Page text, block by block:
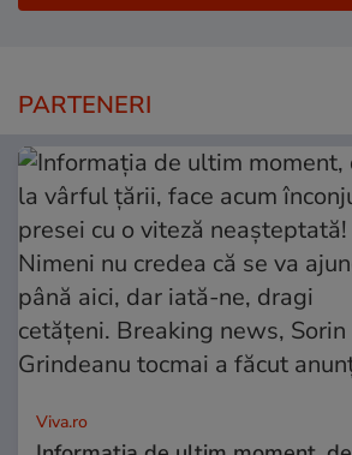
PARTENERI
Viva.ro